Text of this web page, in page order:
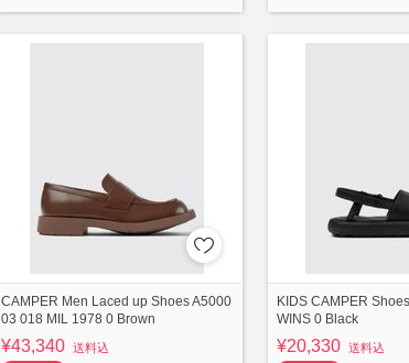
CAMPER Men Laced up Shoes A5000
03 018 MIL 1978 0 Brown
¥43,340 送料込
KIDS CAMPER
WINS 0 Black
¥20,330 送料込